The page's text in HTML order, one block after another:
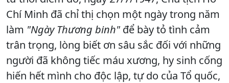
Chí Minh đã chỉ thị chọn một ngày trong năm
làm "Ngày Thương binh" để bày tỏ tình cảm
trân trọng, lòng biết ơn sâu sắc đối với những
người đã không tiếc máu xương, hy sinh cống
hiến hết mình cho độc lập, tự do của Tổ quốc,